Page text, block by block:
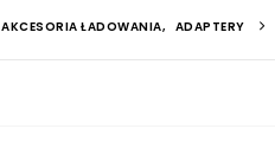
AKCESORIA ŁADOWANIA, ADAPTERY